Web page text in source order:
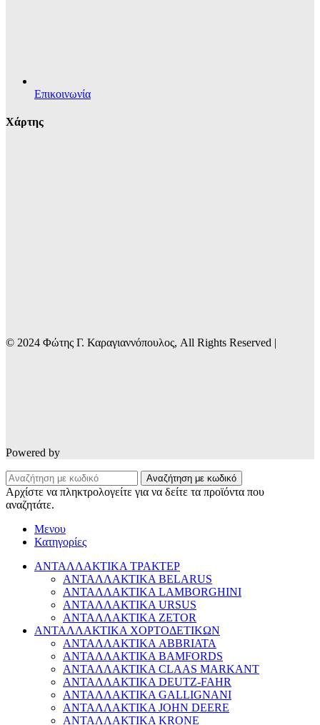
Επικοινωνία
Χάρτης
© 2024 Φώτης Γ. Καραγιαννόπουλος, All Rights Reserved |
Powered by
Αναζήτηση με κωδικό
Αρχίστε να πληκτρολογείτε για να δείτε τα προϊόντα που
αναζητάτε.
Μενου
Κατηγορίες
ΑΝΤΑΛΛΑΚΤΙΚΑ ΤΡΑΚΤΕΡ
ΑΝΤΑΛΛΑΚΤΙΚΑ BELARUS
ΑΝΤΑΛΛΑΚΤΙΚΑ LAMBORGHINI
ΑΝΤΑΛΛΑΚΤΙΚΑ URSUS
ΑΝΤΑΛΛΑΚΤΙΚΑ ZETOR
ΑΝΤΑΛΛΑΚΤΙΚΑ ΧΟΡΤΟΔΕΤΙΚΩΝ
ΑΝΤΑΛΛΑΚΤΙΚΑ ABBRIATA
ΑΝΤΑΛΛΑΚΤΙΚΑ BAMFORDS
ΑΝΤΑΛΛΑΚΤΙΚΑ CLAAS MARKANT
ΑΝΤΑΛΛΑΚΤΙΚΑ DEUTZ-FAHR
ΑΝΤΑΛΛΑΚΤΙΚΑ GALLIGNANI
ΑΝΤΑΛΛΑΚΤΙΚΑ JOHN DEERE
ΑΝΤΑΛΛΑΚΤΙΚΑ KRONE